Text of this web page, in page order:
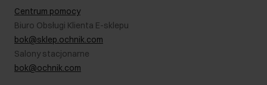
W podróży
Karta podarunkowa
Bezpieczne zakupy
Blog
Salony
B2B - Sprzedaż dla firm
RODO- Polityka prywatności
Informacje prawne
Dla akcjonariuszy
Centrum pomocy
Biuro Obsługi Klienta E-sklepu
bok@sklep.ochnik.com
Salony stacjonarne
bok@ochnik.com